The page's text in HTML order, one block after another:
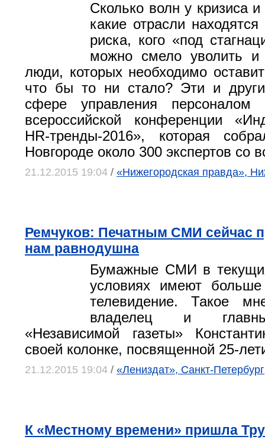
Сколько волн у кризиса
какие отрасли
риска, кого «под
можно смело уволить и
люди, которых необходимо
что бы то ни стало? Эти и
сфере управления персоналом
всероссийской конференции
HR-тренды-2016», которая
Новгороде около 300 экспертов со
21.12.2015 19:04 / «Нижегородская правда»,
Ремчуков: Печатным СМИ сейчас
нам равнодушна
Бумажные СМИ в
условиях имеют
телевидение. Такое
владелец и
«Независимой газеты»
своей колонке, посвященной 25-
21.12.2015 19:04 / «Лениздат», Санкт-Петербург
К «Местному времени» пришла